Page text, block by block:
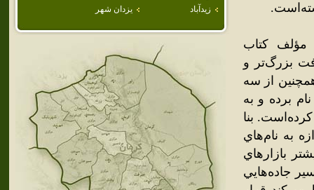
زيدآباد
يزدان شهر
مؤلف کتاب
بزرگ‌تر و
از سه
برده و به
بنا
به نام‌هاي
بازارهاي
جاده‌هايي